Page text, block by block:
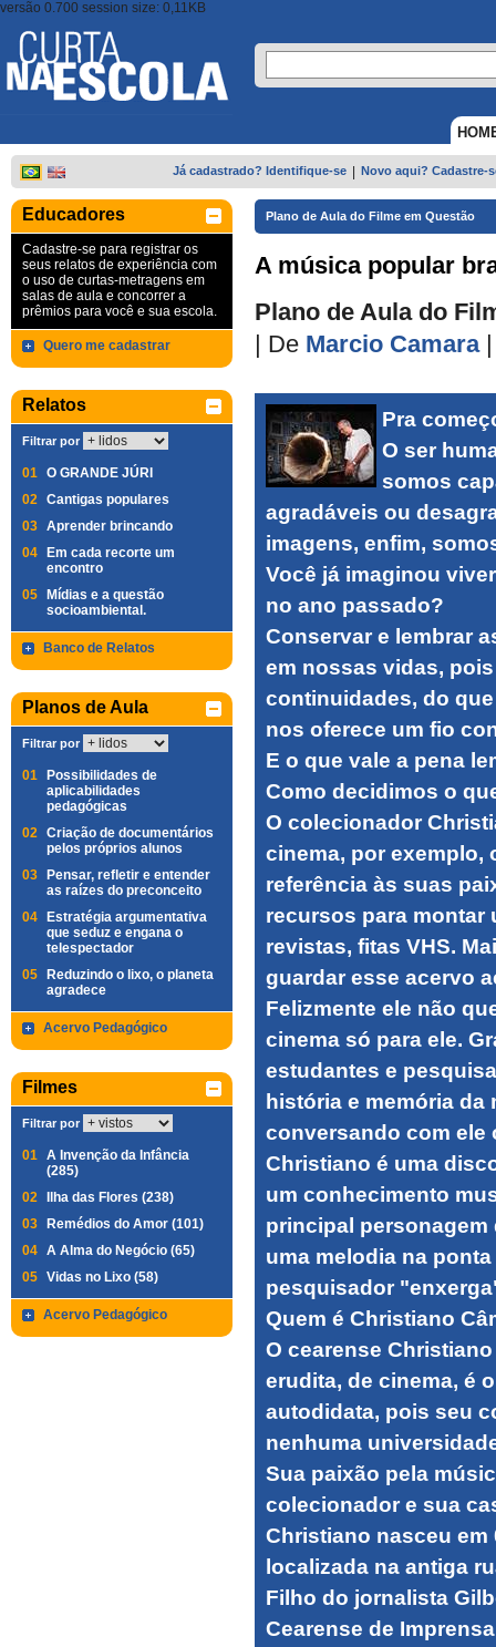
versão 0.700 session size: 0,11KB
Já cadastrado? Identifique-se Novo aqui? Cadastre-
Educadores
Cadastre-se para registrar os
seus relatos de experiência com
o uso de curtas-metragens em
salas de aula e concorrer a
prêmios para você e sua escola.
Quero me cadastrar
Relatos
Filtrar por
01 O GRANDE JÚRI
02 Cantigas populares
03 Aprender brincando
04
Em cada recorte um
encontro
05
Mídias e a questão
socioambiental.
Banco de Relatos
Planos de Aula
Filtrar por
01
Possibilidades de
aplicabilidades
pedagógicas
02 Criação de documentários
pelos próprios alunos
03
Pensar, refletir e entender
as raízes do preconceito
04
Estratégia argumentativa
que seduz e engana o
telespectador
05
Reduzindo o lixo, o planeta
agradece
Acervo Pedagógico
Filmes
Filtrar por
01 A Invenção da Infância
(285)
02
Ilha das Flores (238)
03
Remédios do Amor (101)
04 A Alma do Negócio (65)
05 Vidas no Lixo (58)
Acervo Pedagógico
Plano de Aula do Filme em Questão
A música popular
Plano de Aula do
De Marcio Camara
Pra
O ser
somos
agradáveis ou
imagens, enfim,
Você já imaginou
no ano passado?
Conservar e lembrar
em nossas vidas,
continuidades, do
nos oferece um fio
E o que vale a pena
Como decidimos o
O colecionador
cinema, por exemplo,
referência às suas
recursos para montar
revistas, fitas VHS.
guardar esse acervo
Felizmente ele não
cinema só para ele.
estudantes e
história e memória
conversando com ele
Christiano é uma
um conhecimento
principal personagem
uma melodia na
pesquisador
Quem é Christiano
O cearense
erudita, de cinema, é
autodidata, pois seu
nenhuma
Sua paixão pela
colecionador e sua
Christiano nasceu em
localizada na antiga
Filho do jornalista
Cearense de